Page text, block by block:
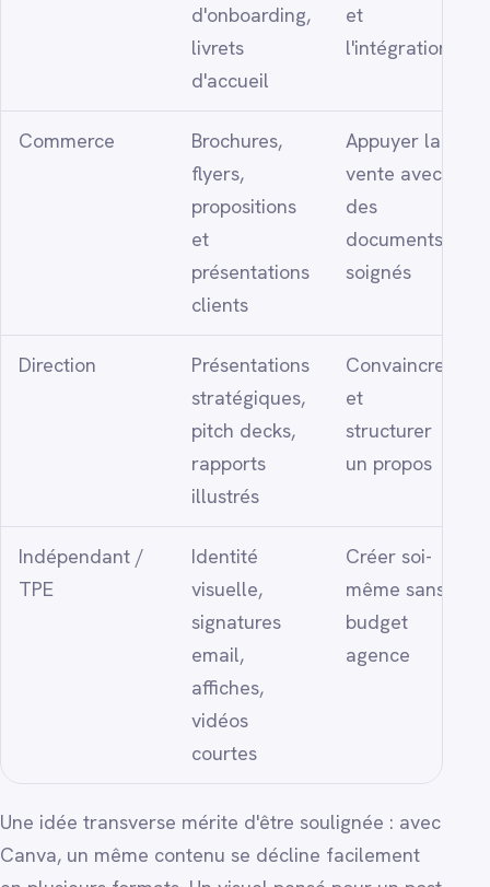
d'onboarding,
livrets
d'accueil
et
l'intégration
Commerce
Brochures,
flyers,
propositions
et
présentations
clients
Appuyer la
vente avec
des
documents
soignés
Direction
Présentations
stratégiques,
pitch decks,
rapports
illustrés
Convaincre
et
structurer
un propos
Indépendant /
TPE
Identité
visuelle,
signatures
email,
affiches,
vidéos
courtes
Créer soi-
même sans
budget
agence
Une idée transverse mérite d'être soulignée : avec
Canva, un même contenu se décline facilement